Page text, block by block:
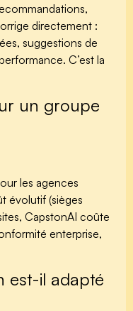
directement :
suggestions de
C’est la
un groupe
les agences
évolutif (sièges
CapstonAI coûte
enterprise,
est-il adapté